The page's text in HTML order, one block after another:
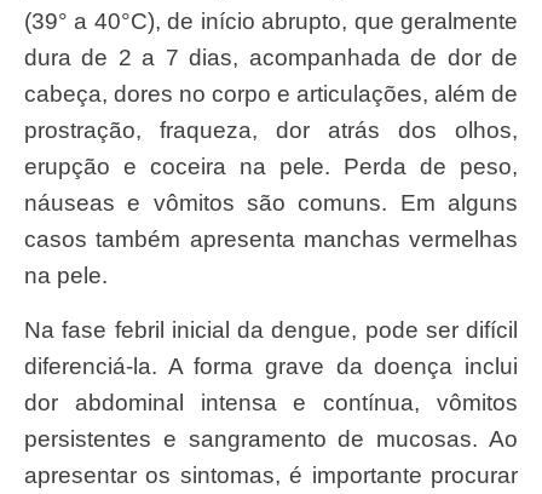
(39° a 40°C), de início abrupto, que geralmente
dura de 2 a 7 dias, acompanhada de dor de
cabeça, dores no corpo e articulações, além de
prostração, fraqueza, dor atrás dos olhos,
erupção e coceira na pele. Perda de peso,
náuseas e vômitos são comuns. Em alguns
casos também apresenta manchas vermelhas
na pele.
Na fase febril inicial da dengue, pode ser difícil
diferenciá-la. A forma grave da doença inclui
dor abdominal intensa e contínua, vômitos
persistentes e sangramento de mucosas. Ao
apresentar os sintomas, é importante procurar